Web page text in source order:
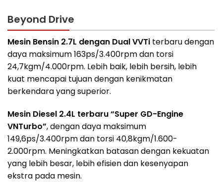
Beyond Drive
Mesin Bensin 2.7L dengan Dual VVTi terbaru dengan
daya maksimum 163ps/3.400rpm dan torsi
24,7kgm/4.000rpm. Lebih baik, lebih bersih, lebih
kuat mencapai tujuan dengan kenikmatan
berkendara yang superior.
Mesin Diesel 2.4L terbaru “Super GD-Engine
VNTurbo”, dengan daya maksimum
149,6ps/3.400rpm dan torsi 40,8kgm/1.600-
2.000rpm. Meningkatkan batasan dengan kekuatan
yang lebih besar, lebih efisien dan kesenyapan
ekstra pada mesin.